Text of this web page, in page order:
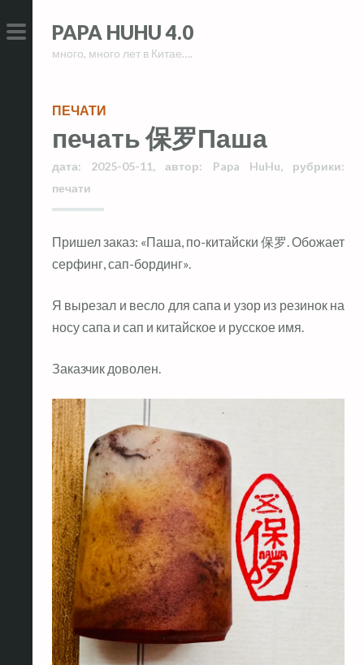
to
PRIMARY
to
PAPA HUHU 4.0
много, много лет в Китае….
ПЕЧАТИ
печать 保罗Паша
дата: 2025-05-11, автор: Papa HuHu,рубрики:
печати
Пришел заказ: «Паша, по-китайски 保罗. Обожает
серфинг, сап-бординг».
Я вырезал и весло для сапа и узор из резинок на
носу сапа и сап и китайское и русское имя.
Заказчик доволен.